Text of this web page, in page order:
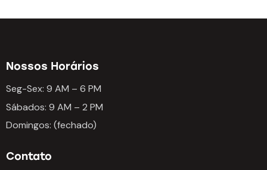
Nossos Horários
Seg-Sex: 9 AM – 6 PM
Sábados: 9 AM – 2 PM
Domingos: (fechado)
Contato